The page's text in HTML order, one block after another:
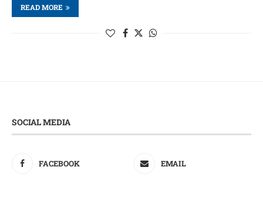
READ MORE
SOCIAL MEDIA
FACEBOOK EMAIL